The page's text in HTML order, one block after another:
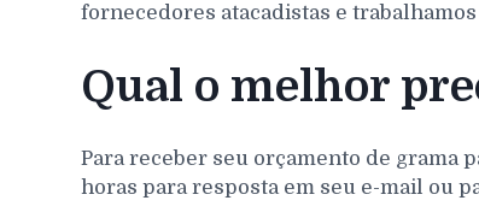
fornecedores atacadistas e
Qual o melhor
Para receber seu orçamento de grama
horas para resposta em seu e-mail ou